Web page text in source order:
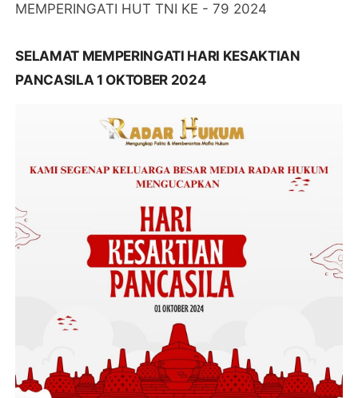
MEMPERINGATI HUT TNI KE - 79 2024
SELAMAT MEMPERINGATI HARI KESAKTIAN
PANCASILA 1 OKTOBER 2024